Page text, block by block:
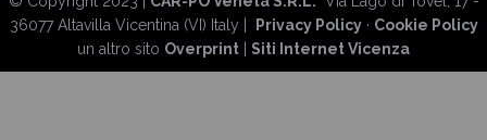
36077 Altavilla Vicentina (VI) Italy |
Privacy Policy· Cookie Policy
un altro sito Overprint Siti Internet Vicenza